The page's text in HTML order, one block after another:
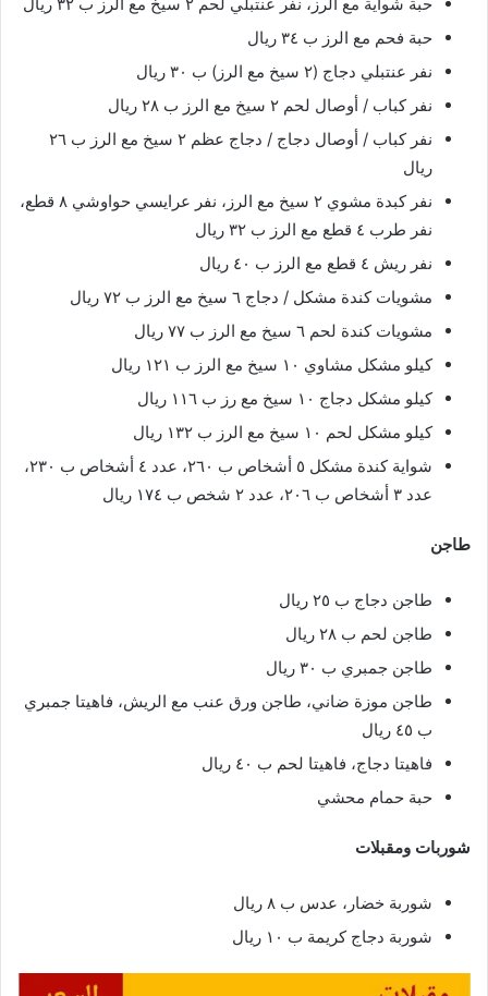
حبة فحم مع الرز ب ٣٤ ريال
نفر عنتبلي دجاج (٢ سيخ مع الرز) ب ٣٠ ريال
نفر كباب / أوصال لحم ٢ سيخ مع الرز ب ٢٨ ريال
نفر كباب / أوصال دجاج / دجاج عظم ٢ سيخ مع الرز ب ٢٦
ريال
نفر كبدة مشوي ٢ سيخ مع الرز، نفر عرايسي حواوشي ٨ قطع،
نفر طرب ٤ قطع مع الرز ب ٣٢ ريال
نفر ريش ٤ قطع مع الرز ب ٤٠ ريال
مشويات كندة مشكل / دجاج ٦ سيخ مع الرز ب ٧٢ ريال
مشويات كندة لحم ٦ سيخ مع الرز ب ٧٧ ريال
كيلو مشكل مشاوي ١٠ سيخ مع الرز ب ١٢١ ريال
كيلو مشكل دجاج ١٠ سيخ مع رز ب ١١٦ ريال
كيلو مشكل لحم ١٠ سيخ مع الرز ب ١٣٢ ريال
شواية كندة مشكل ٥ أشخاص ب ٢٦٠، عدد ٤ أشخاص ب ٢٣٠،
عدد ٣ أشخاص ب ٢٠٦، عدد ٢ شخص ب ١٧٤ ريال
طاجن
طاجن دجاج ب ٢٥ ريال
طاجن لحم ب ٢٨ ريال
طاجن جمبري ب ٣٠ ريال
طاجن موزة ضاني، طاجن ورق عنب مع الريش، فاهيتا جمبري
ب ٤٥ ريال
فاهيتا دجاج، فاهيتا لحم ب ٤٠ ريال
حبة حمام محشي
شوربات ومقبلات
شوربة خضار، عدس ب ٨ ريال
شوربة دجاج كريمة ب ١٠ ريال